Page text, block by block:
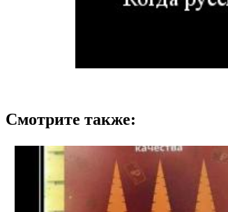
Смотрите также: